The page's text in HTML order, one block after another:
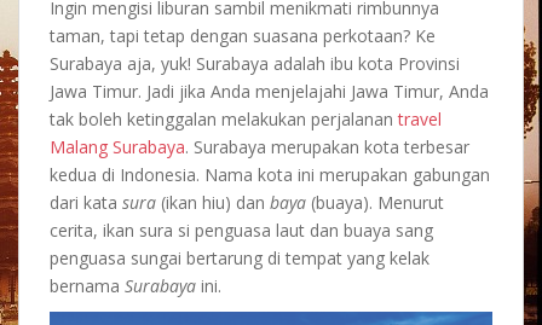
Ingin mengisi liburan sambil menikmati rimbunnya
taman, tapi tetap dengan suasana perkotaan? Ke
Surabaya aja, yuk! Surabaya adalah ibu kota Provinsi
Jawa Timur. Jadi jika Anda menjelajahi Jawa Timur, Anda
tak boleh ketinggalan melakukan perjalanantravel
Malang Surabaya. Surabaya merupakan kota terbesar
kedua di Indonesia. Nama kota ini merupakan gabungan
dari kata sura (ikan hiu) dan baya (buaya). Menurut
cerita, ikan sura si penguasa laut dan buaya sang
penguasa sungai bertarung di tempat yang kelak
bernama Surabaya ini.